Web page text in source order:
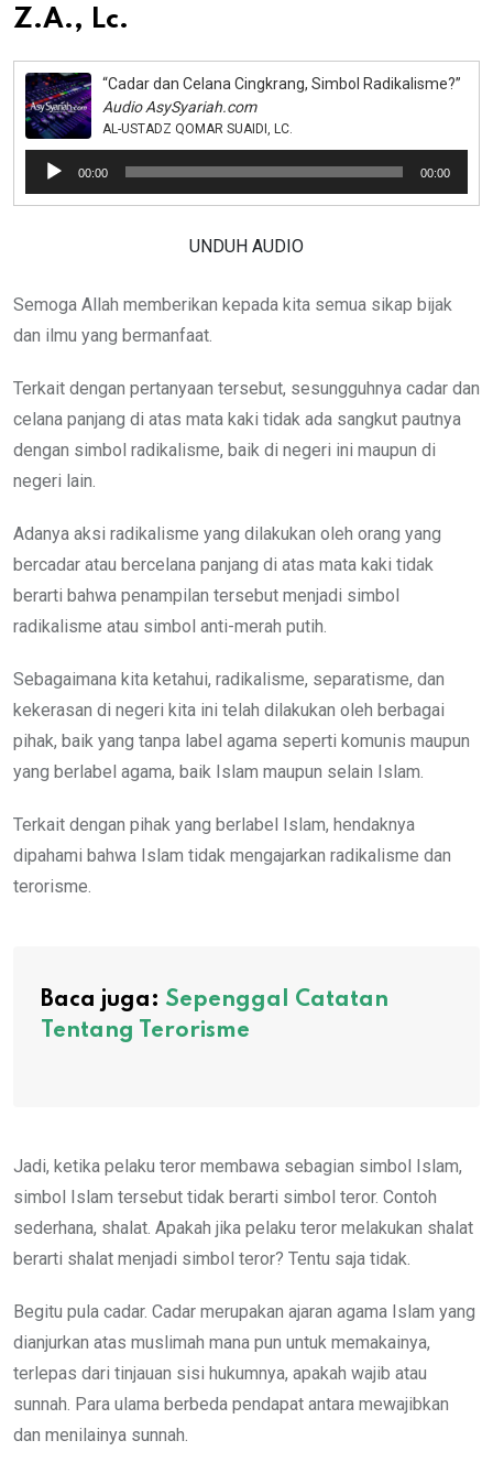
Z.A., Lc.
“Cadar dan Celana Cingkrang, Simbol Radikalisme?”
Audio AsySyariah.com
AL-USTADZ QOMAR SUAIDI, LC.
Pemutar
Audio
00:00 00:00
UNDUH AUDIO
Semoga Allah memberikan kepada kita semua sikap bijak
dan ilmu yang bermanfaat.
Terkait dengan pertanyaan tersebut, sesungguhnya cadar dan
celana panjang di atas mata kaki tidak ada sangkut pautnya
dengan simbol radikalisme, baik di negeri ini maupun di
negeri lain.
Adanya aksi radikalisme yang dilakukan oleh orang yang
bercadar atau bercelana panjang di atas mata kaki tidak
berarti bahwa penampilan tersebut menjadi simbol
radikalisme atau simbol anti-merah putih.
Sebagaimana kita ketahui, radikalisme, separatisme, dan
kekerasan di negeri kita ini telah dilakukan oleh berbagai
pihak, baik yang tanpa label agama seperti komunis maupun
yang berlabel agama, baik Islam maupun selain Islam.
Terkait dengan pihak yang berlabel Islam, hendaknya
dipahami bahwa Islam tidak mengajarkan radikalisme dan
terorisme.
Baca juga: Sepenggal Catatan
Tentang Terorisme
Jadi, ketika pelaku teror membawa sebagian simbol Islam,
simbol Islam tersebut tidak berarti simbol teror. Contoh
sederhana, shalat. Apakah jika pelaku teror melakukan shalat
berarti shalat menjadi simbol teror? Tentu saja tidak.
Begitu pula cadar. Cadar merupakan ajaran agama Islam yang
dianjurkan atas muslimah mana pun untuk memakainya,
terlepas dari tinjauan sisi hukumnya, apakah wajib atau
sunnah. Para ulama berbeda pendapat antara mewajibkan
dan menilainya sunnah.